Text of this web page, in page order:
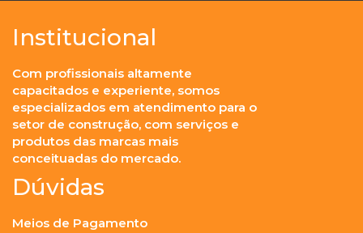
Institucional
Com profissionais altamente
capacitados e experiente, somos
especializados em atendimento para o
setor de construção, com serviços e
produtos das marcas mais
conceituadas do mercado.
Dúvidas
Meios de Pagamento